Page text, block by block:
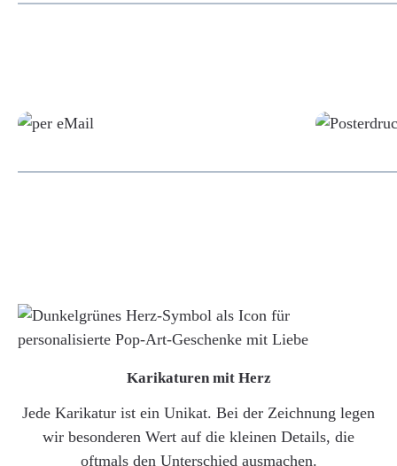
Karikaturen mit Herz
Jede Karikatur ist ein Unikat. Bei der Zeichnung legen
wir besonderen Wert auf die kleinen Details, die
oftmals den Unterschied ausmachen.